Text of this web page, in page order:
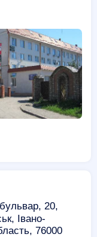
20,
Івано-
76000